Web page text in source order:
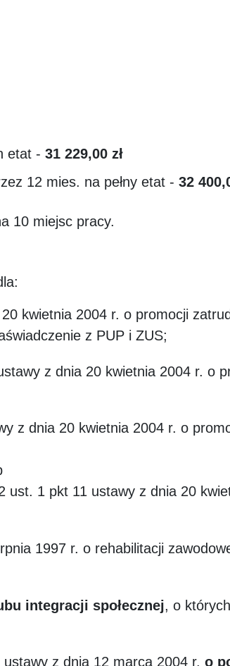
etat - 31 229,00 zł
12 mies. na pełny etat - 32
10 miejsc pracy.
kwietnia 2004 r. o promocji
z PUP i ZUS;
z dnia 20 kwietnia 2004 r. o
z dnia 20 kwietnia 2004 r. o
1 pkt 11 ustawy z dnia 20
1997 r. o rehabilitacji
integracji społecznej, o
z dnia 12 marca 2004 r. o